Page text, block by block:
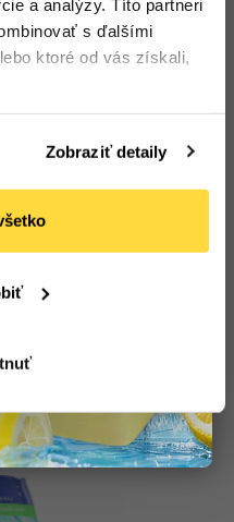
a analýzy. Títo partneri
s ďalšími
ktoré od vás získali,
Zobraziť detaily
1600 ml